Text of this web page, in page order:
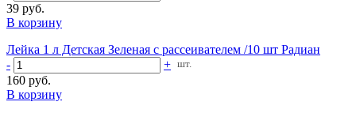
39 руб.
В корзину
Лейка 1 л Детская Зеленая с рассеивателем /10 шт Радиан
-
+ шт.
160 руб.
В корзину